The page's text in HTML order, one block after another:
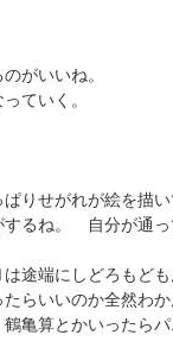
がいいね。
ていく。
りせがれが絵を描
するね。 自分が通
途端にしどろもど
らいいのか全然わ
亀算とかいったらパ